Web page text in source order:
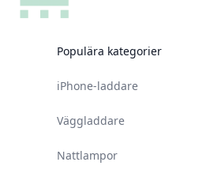
Populära kategorier
iPhone-laddare
Väggladdare
Nattlampor